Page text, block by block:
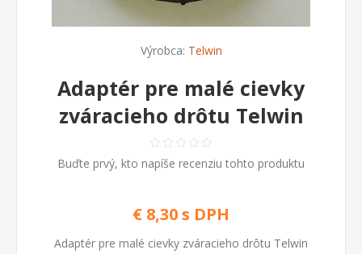
Výrobca: Telwin
Adaptér pre malé cievky
zváracieho drôtu Telwin
Buďte prvý, kto napíše recenziu tohto produktu
€ 8,30 s DPH
Adaptér pre malé cievky zváracieho drôtu Telwin